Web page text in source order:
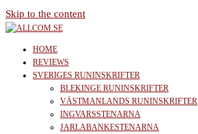
Skip to the content
allcom.se
News | Reviews | History
HOME
REVIEWS
SVERIGES RUNINSKRIFTER
BLEKINGE RUNINSKRIFTER
VÄSTMANLANDS RUNINSKRIFTER
INGVARSSTENARNA
JARLABANKESTENARNA